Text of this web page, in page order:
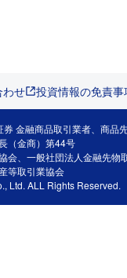
わせ 投資情報の免責事
金融商品取引業者、商品
（金商）第44号
会、一般社団法人金融先
等取引業協会
Ltd. ALL Rights Reserved.